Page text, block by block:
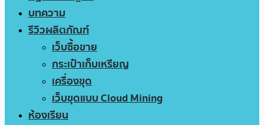
บทความ
รีวิวผลิตภัณฑ์
เว็บซื้อขาย
กระเป๋าเก็บเหรียญ
เครื่องขุด
เว็บขุดแบบ Cloud Mining
ห้องเรียน